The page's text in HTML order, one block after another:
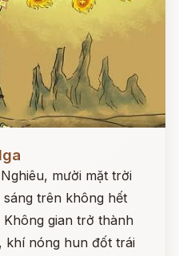
mười mặt trời
trên không hết
gian trở thành
khí nóng hun đốt trái